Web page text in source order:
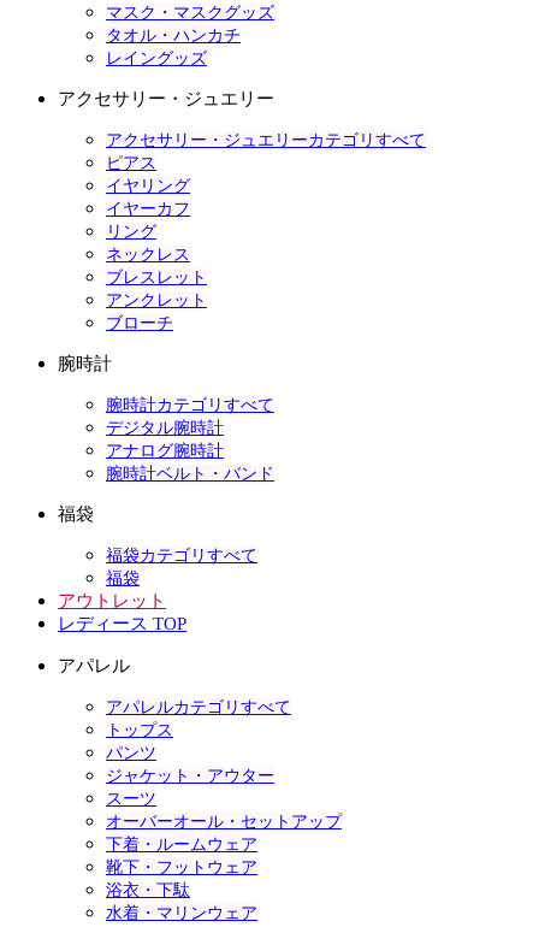
マスク・マスクグッズ
タオル・ハンカチ
レイングッズ
アクセサリー・ジュエリー
アクセサリー・ジュエリーカテゴリすべて
ピアス
イヤリング
イヤーカフ
リング
ネックレス
ブレスレット
アンクレット
ブローチ
腕時計
腕時計カテゴリすべて
デジタル腕時計
アナログ腕時計
腕時計ベルト・バンド
福袋
福袋カテゴリすべて
福袋
アウトレット
レディース TOP
アパレル
アパレルカテゴリすべて
トップス
パンツ
ジャケット・アウター
スーツ
オーバーオール・セットアップ
下着・ルームウェア
靴下・フットウェア
浴衣・下駄
水着・マリンウェア